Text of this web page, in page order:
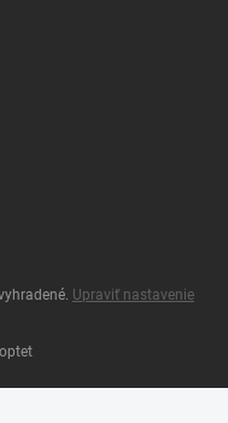
Upraviť nastavenie